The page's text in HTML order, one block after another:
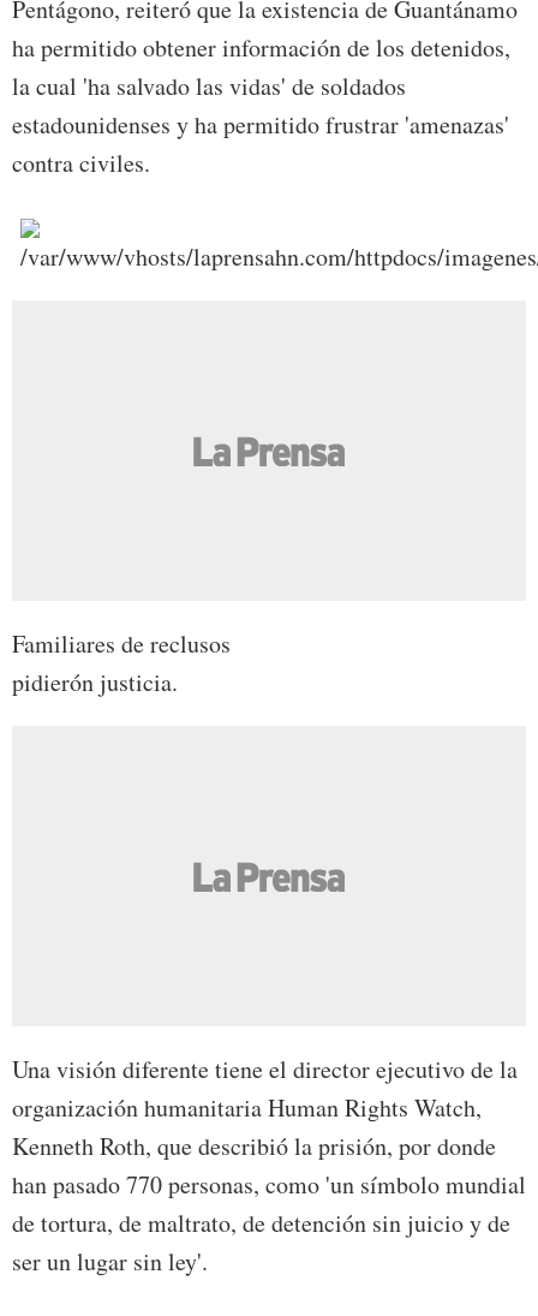
Pentágono, reiteró que la existencia de Guantánamo
ha permitido obtener información de los detenidos,
la cual 'ha salvado las vidas' de soldados
estadounidenses y ha permitido frustrar 'amenazas'
contra civiles.
Familiares de reclusos
pidierón justicia.
Una visión diferente tiene el director ejecutivo de la
organización humanitaria Human Rights Watch,
Kenneth Roth, que describió la prisión, por donde
han pasado 770 personas, como 'un símbolo mundial
de tortura, de maltrato, de detención sin juicio y de
ser un lugar sin ley'.